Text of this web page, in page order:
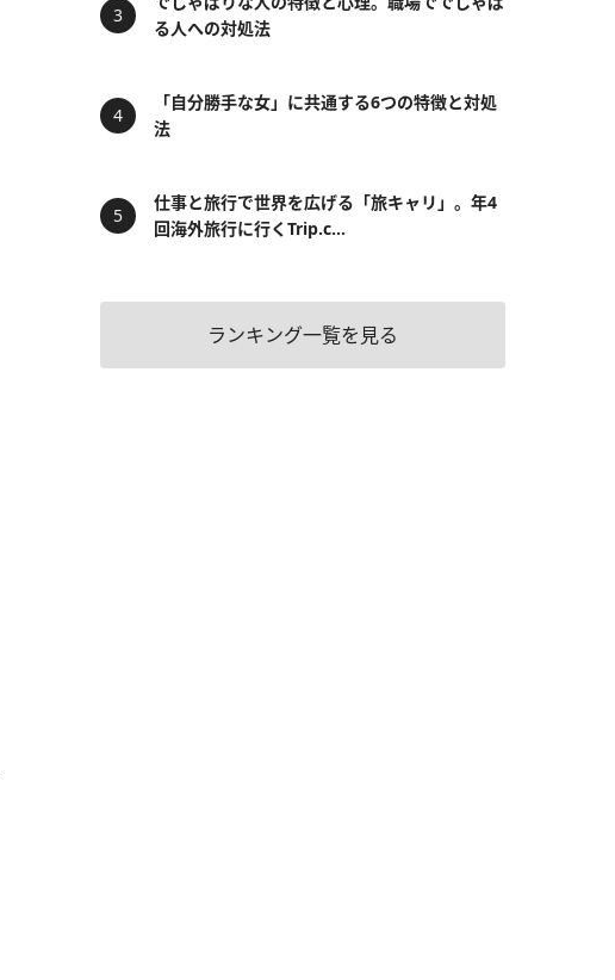
る人への対処法
「自分勝手な女」に共通する6つの特徴と対処
法
仕事と旅行で世界を広げる「旅キャリ」。年4
回海外旅行に行くTrip.c...
ランキング一覧を見る